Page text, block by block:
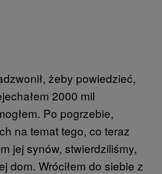
żeby powiedzieć,
2000 mil
Po pogrzebie,
na temat tego, co teraz
jej synów, stwierdziliśmy,
dom. Wróciłem do siebie z